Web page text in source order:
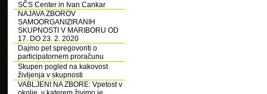
SČS Center in Ivan Cankar
NAJAVA ZBOROV
SAMOORGANIZIRANIH
SKUPNOSTI V MARIBORU OD
17. DO 23. 2. 2020
Dajmo pet spregovoriti o
participatornem proračunu
Skupen pogled na kakovost
življenja v skupnosti
VABLJENI NA ZBORE: Vpetost v